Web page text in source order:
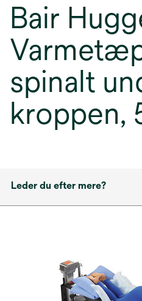
Bair
spinalt
kroppen,
Leder du efter mere?